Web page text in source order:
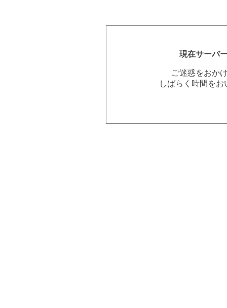
現在サーバ
ご迷惑をおか
しばらく時間を